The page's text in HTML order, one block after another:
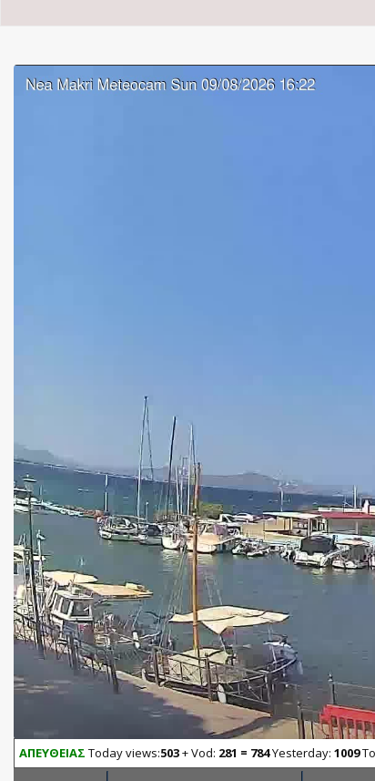
ΑΠΕΥΘΕΙΑΣ Today views:503+ Vod: 281 = 784Yesterday: 1009